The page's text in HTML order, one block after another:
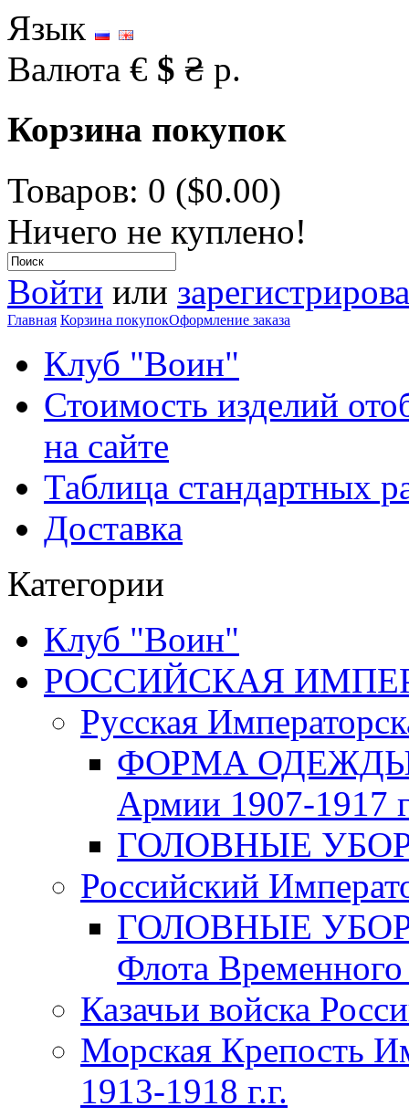
Язык
Валюта € $ ₴ р.
Корзина покупок
Товаров: 0 ($0.00)
Ничего не куплено!
Войти или
Главная Корзина покупокОформление заказа
Клуб "Воин"
Стоимость изделий
на сайте
Таблица стандартных
Доставка
Категории
Клуб "Воин"
РОССИЙСКАЯ
Русская
ФОРМА ОДЕЖДЫ
Армии 1907-1917
ГОЛОВНЫЕ
Российский
ГОЛОВНЫЕ
Флота Временного
Казачьи войска
Морская Крепость
1913-1918 г.г.